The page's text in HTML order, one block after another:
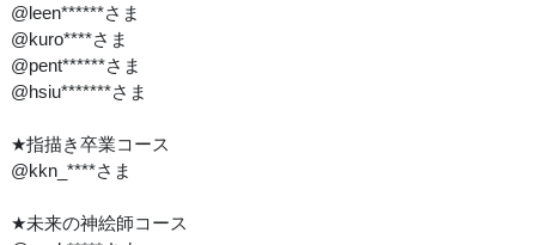
@leen******さま
@kuro****さま
@pent******さま
@hsiu*******さま
★指描き卒業コース
@kkn_****さま
★未来の神絵師コース